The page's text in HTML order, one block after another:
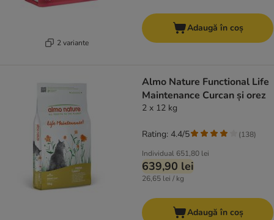
2 variante
Adaugă în coș
Almo Nature Functional Life
Maintenance Curcan și orez
2 x 12 kg
Individual 651,80 lei
639,90 lei
26,65 lei / kg
Rating: 4.4/5 (138)
Adaugă în coș